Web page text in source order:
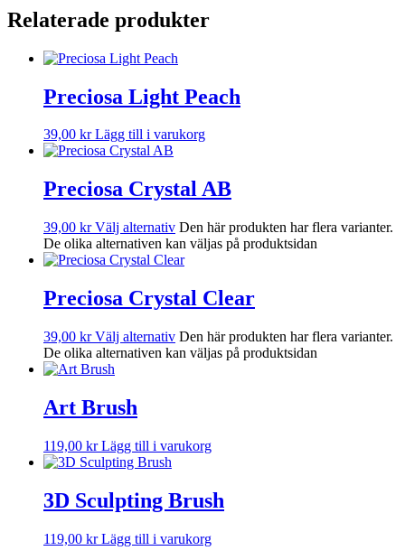
Relaterade produkter
Preciosa Light Peach
39,00 kr Lägg till i varukorg
Preciosa Crystal AB
39,00 kr Välj alternativ Den här produkten har flera varianter.
De olika alternativen kan väljas på produktsidan
Preciosa Crystal Clear
39,00 kr Välj alternativ Den här produkten har flera varianter.
De olika alternativen kan väljas på produktsidan
Art Brush
119,00 kr Lägg till i varukorg
3D Sculpting Brush
119,00 kr Lägg till i varukorg